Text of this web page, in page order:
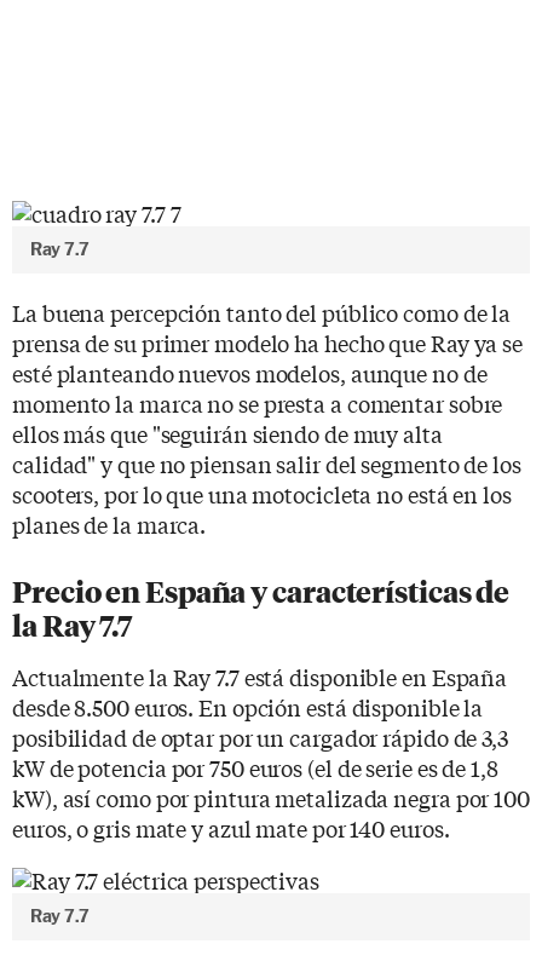
Ray 7.7
La buena percepción tanto del público como de la
prensa de su primer modelo ha hecho que Ray ya se
esté planteando nuevos modelos, aunque no de
momento la marca no se presta a comentar sobre
ellos más que "seguirán siendo de muy alta
calidad" y que no piensan salir del segmento de los
scooters, por lo que una motocicleta no está en los
planes de la marca.
Precio en España y características de
la Ray 7.7
Actualmente la Ray 7.7 está disponible en España
desde 8.500 euros. En opción está disponible la
posibilidad de optar por un cargador rápido de 3,3
kW de potencia por 750 euros (el de serie es de 1,8
kW), así como por pintura metalizada negra por 100
euros, o gris mate y azul mate por 140 euros.
Ray 7.7